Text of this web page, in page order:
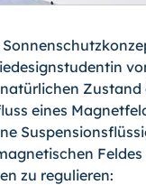
Zustand
eines
zu regulieren: